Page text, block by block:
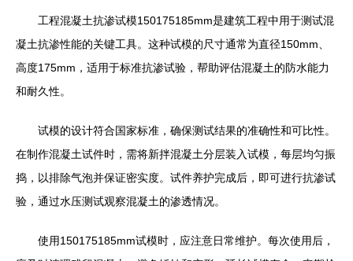
工程混凝土抗渗试模150175185mm是建筑工程中用于测试混
凝土抗渗性能的关键工具。这种试模的尺寸通常为直径150mm、
高度175mm，适用于标准抗渗试验，帮助评估混凝土的防水能力
和耐久性。
试模的设计符合国家标准，确保测试结果的准确性和可比性。
在制作混凝土试件时，需将新拌混凝土分层装入试模，每层均匀振
捣，以排除气泡并保证密实度。试件养护完成后，即可进行抗渗试
验，通过水压测试观察混凝土的渗透情况。
使用150175185mm试模时，应注意日常维护。每次使用后，